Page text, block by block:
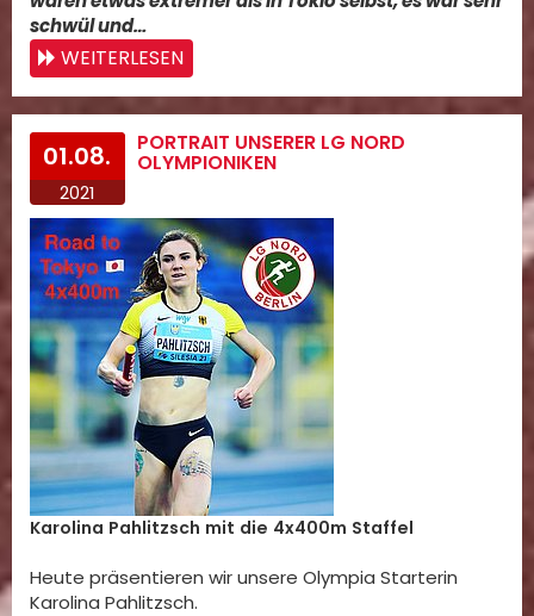
schwül und…
WEITERLESEN
01.08.
2021
PORTRAIT UNSERER LG NORD
OLYMPIONIKEN
Karolina Pahlitzsch mit die 4x400m Staffel
Heute präsentieren wir unsere Olympia Starterin
Karolina Pahlitzsch.